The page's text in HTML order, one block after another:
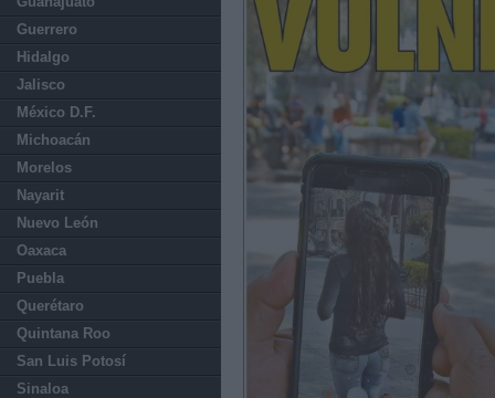
Guerrero
Hidalgo
Jalisco
México D.F.
Michoacán
Morelos
Nayarit
Nuevo León
Oaxaca
Puebla
Querétaro
Quintana Roo
San Luis Potosí
Sinaloa